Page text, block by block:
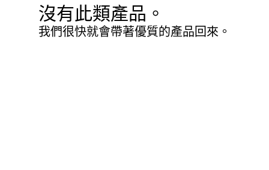
沒有此類產品。
我們很快就會帶著優質的產品回來。